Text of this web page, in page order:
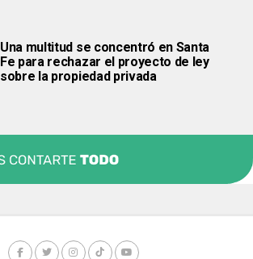
Una multitud se concentró en Santa
Fe para rechazar el proyecto de ley
sobre la propiedad privada